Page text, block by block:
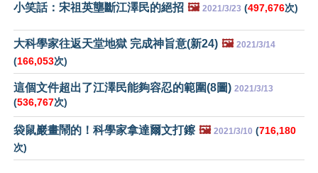
小笑話：宋祖英壟斷江澤民的絕招 🖼️ 2021/3/23 (497,676次)
大科學家往返天堂地獄 完成神旨意(新24) 🖼️ 2021/3/14
(166,053次)
這個文件超出了江澤民能夠容忍的範圍(8圖) 2021/3/13
(536,767次)
袋鼠巖畫鬧的！科學家拿達爾文打鑔 🖼️ 2021/3/10 (716,180
次)